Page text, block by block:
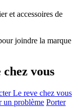
et accessoires de
joindre la marque
vous
Le reve chez vous
un problème Porter